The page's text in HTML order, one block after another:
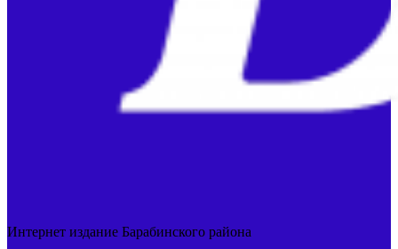
Интернет издание Барабинского района